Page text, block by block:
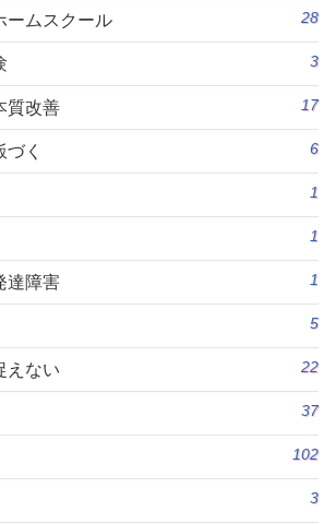
ームスクール 28
3
質改善 17
く 6
1
1
達障害 1
5
えない 22
37
102
3